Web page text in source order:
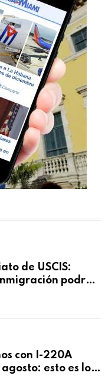
de USCIS:
podrán
con I-220A
esto es lo